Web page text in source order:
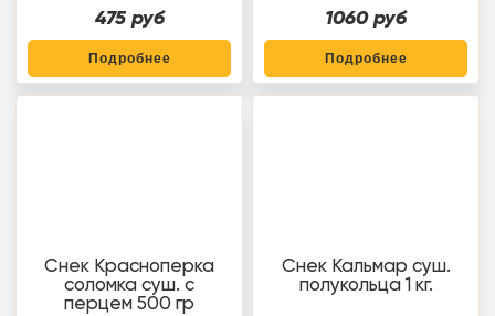
475 руб
Подробнее
1060 руб
Подробнее
Снек Красноперка
соломка суш. с
перцем 500 гр
Снек Кальмар суш.
полукольца 1 кг.